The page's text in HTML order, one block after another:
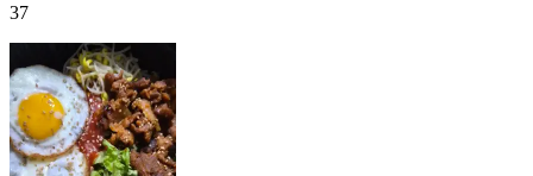
37